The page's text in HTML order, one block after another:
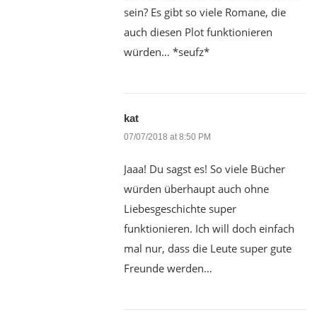
sein? Es gibt so viele Romane, die
auch diesen Plot funktionieren
würden… *seufz*
kat
07/07/2018 at 8:50 PM
Jaaa! Du sagst es! So viele Bücher
würden überhaupt auch ohne
Liebesgeschichte super
funktionieren. Ich will doch einfach
mal nur, dass die Leute super gute
Freunde werden…